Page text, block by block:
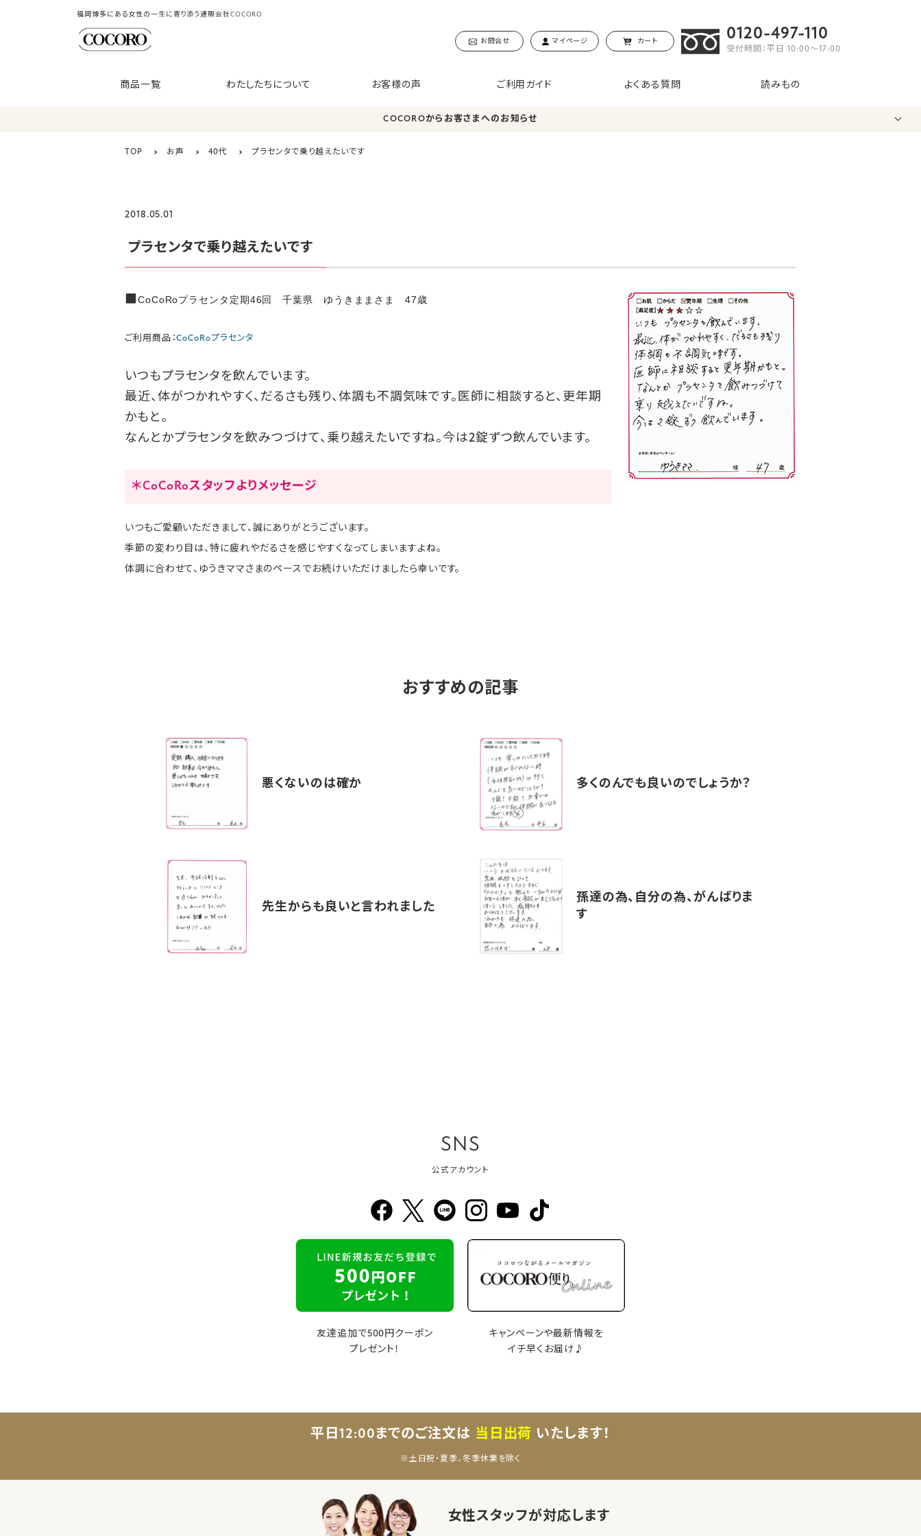
福岡博多にある女性の一生に寄り添う通販会社COCORO
お問合せ マイページ カート 0120-497-110
受付時間：平日 10:00〜17:00
商品一覧 わたしたちについて お客様の声 ご利用ガイド よくある質問 読みもの
COCOROからお客さまへのお知らせ
TOP お声 40代 プラセンタで乗り越えたいです
2018.05.01
プラセンタで乗り越えたいです
■CoCoRoプラセンタ定期46回 千葉県 ゆうきままさま 47歳
ご利用商品：CoCoRoプラセンタ
いつもプラセンタを飲んでいます。
最近、体がつかれやすく、だるさも残り、体調も不調気味です。医師に相談すると、更年期
かもと。
なんとかプラセンタを飲みつづけて、乗り越えたいですね。今は2錠ずつ飲んでいます。
＊CoCoRoスタッフよりメッセージ
いつもご愛顧いただきまして、誠にありがとうございます。
季節の変わり目は、特に疲れやだるさを感じやすくなってしまいますよね。
体調に合わせて、ゆうきママさまのペースでお続けいただけましたら幸いです。
おすすめの記事
悪くないのは確か 多くのんでも良いのでしょうか？
先生からも良いと言われました
孫達の為、自分の為、がんばりま
す
SNS
公式アカウント
友達追加で500円クーポン
プレゼント！
キャンペーンや最新情報を
イチ早くお届け♪
平日12:00までのご注文は 当日出荷 いたします！
※土日祝・夏季、冬季休業を除く
女性スタッフが対応します